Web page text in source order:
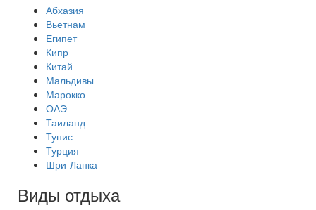
Абхазия
Вьетнам
Египет
Кипр
Китай
Мальдивы
Марокко
ОАЭ
Таиланд
Тунис
Турция
Шри-Ланка
Виды отдыха